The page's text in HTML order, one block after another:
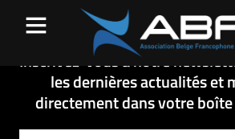
18-12-04- PROCURATION
Inscrivez-vous à notre
les dernières actualités et
directement dans votre